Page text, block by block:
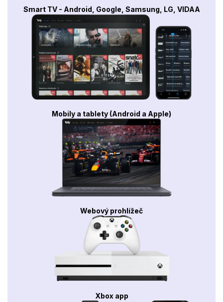
Smart TV - Android, Google, Samsung, LG, VIDAA
Mobily a tablety (Android a Apple)
Webový prohlížeč
Xbox app